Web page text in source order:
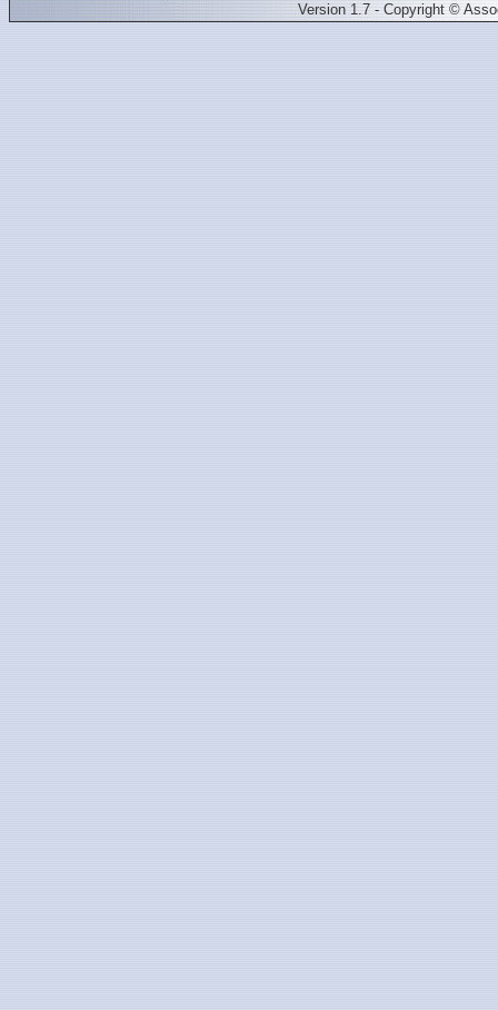
Version 1.7 - Copyright ©